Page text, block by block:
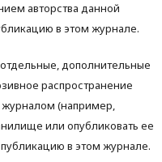
авторства данной
в этом журнале.
дополнительные
распространение
журналом (например,
или опубликовать ее
в этом журнале.